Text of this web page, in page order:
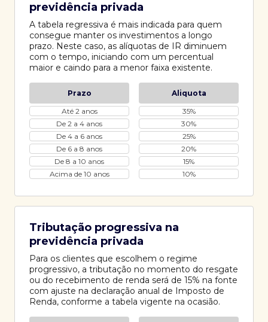
previdência privada
A tabela regressiva é mais indicada para quem
consegue manter os investimentos a longo
prazo. Neste caso, as alíquotas de IR diminuem
com o tempo, iniciando com um percentual
maior e caindo para a menor faixa existente.
Prazo
Aliquota
Até 2 anos
35%
De 2 a 4 anos
30%
De 4 a 6 anos
25%
De 6 a 8 anos
20%
De 8 a 10 anos
15%
Acima de 10 anos
10%
Tributação progressiva na
previdência privada
Para os clientes que escolhem o regime
progressivo, a tributação no momento do resgate
ou do recebimento de renda será de 15% na fonte
com ajuste na declaração anual de Imposto de
Renda, conforme a tabela vigente na ocasião.